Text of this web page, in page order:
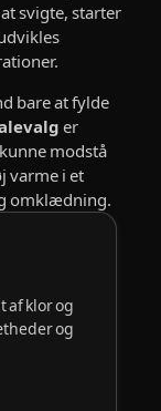
svigte, starter
bare at fylde
er
modstå
varme i et
omklædning.
klor og
og